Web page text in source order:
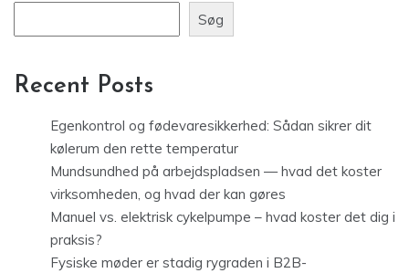
Søg
Recent Posts
Egenkontrol og fødevaresikkerhed: Sådan sikrer dit
kølerum den rette temperatur
Mundsundhed på arbejdspladsen — hvad det koster
virksomheden, og hvad der kan gøres
Manuel vs. elektrisk cykelpumpe – hvad koster det dig i
praksis?
Fysiske møder er stadig rygraden i B2B-